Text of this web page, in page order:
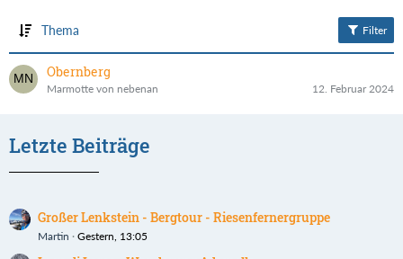
Thema Filter
Obernberg
Marmotte von nebenan 12. Februar 2024
Letzte Beiträge
Großer Lenkstein - Bergtour - Riesenfernergruppe
Martin Gestern, 13:05